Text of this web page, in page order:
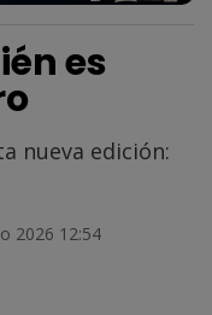
es
nueva edición:
2026 12:54